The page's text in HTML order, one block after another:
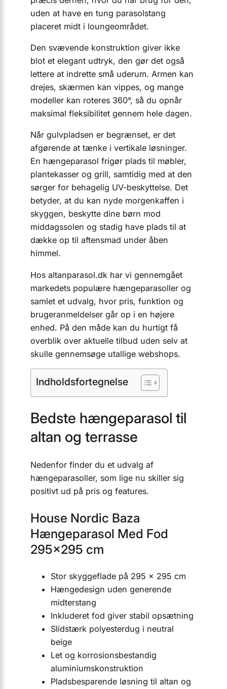
uden at have en tung parasolstang
placeret midt i loungeområdet.
Den svævende konstruktion giver ikke
blot et elegant udtryk, den gør det også
lettere at indrette små uderum. Armen kan
drejes, skærmen kan vippes, og mange
modeller kan roteres 360°, så du opnår
maksimal fleksibilitet gennem hele dagen.
Når gulvpladsen er begrænset, er det
afgørende at tænke i vertikale løsninger.
En hængeparasol frigør plads til møbler,
plantekasser og grill, samtidig med at den
sørger for behagelig UV-beskyttelse. Det
betyder, at du kan nyde morgenkaffen i
skyggen, beskytte dine børn mod
middagssolen og stadig have plads til at
dække op til aftensmad under åben
himmel.
Hos altanparasol.dk har vi gennemgået
markedets populære hængeparasoller og
samlet et udvalg, hvor pris, funktion og
brugeranmeldelser går op i en højere
enhed. På den måde kan du hurtigt få
overblik over aktuelle tilbud uden selv at
skulle gennemsøge utallige webshops.
Indholdsfortegnelse
Bedste hængeparasol til
altan og terrasse
Nedenfor finder du et udvalg af
hængeparasoller, som lige nu skiller sig
positivt ud på pris og features.
House Nordic Baza
Hængeparasol Med Fod
295×295 cm
Stor skyggeflade på 295 x 295 cm
Hænge­design uden generende
midterstang
Inkluderet fod giver stabil opsætning
Slidstærk polyesterdug i neutral
beige
Let og korrosionsbestandig
aluminiumskonstruktion
Pladsbesparende løsning til altan og